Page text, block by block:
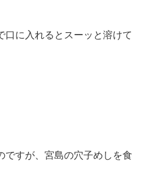
口に入れるとスーッと溶けて
ですが、宮島の穴子めしを食